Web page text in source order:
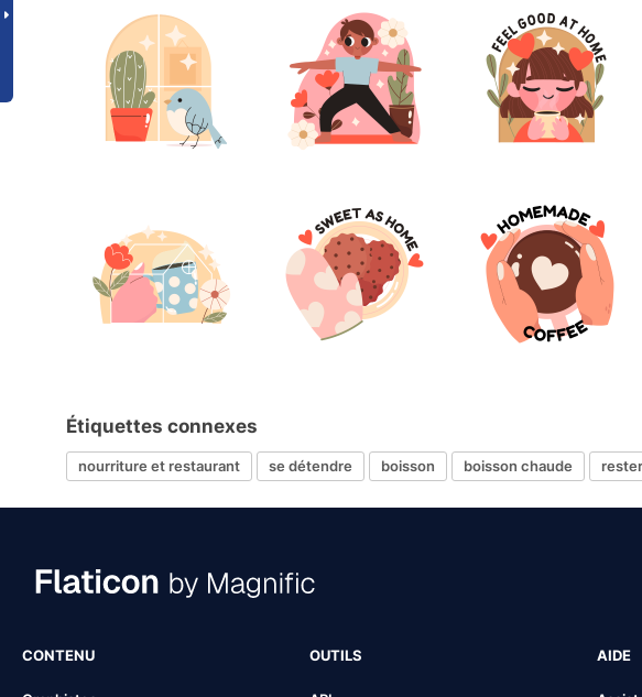
Étiquettes connexes
nourriture et restaurant se détendre boisson boisson chaude
CONTENU OUTILS AIDE